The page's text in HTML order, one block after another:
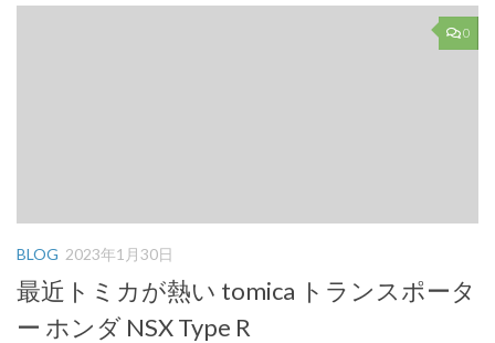
0
BLOG 2023年1月30日
最近トミカが熱い tomica トランスポータ
ー ホンダ NSX Type R